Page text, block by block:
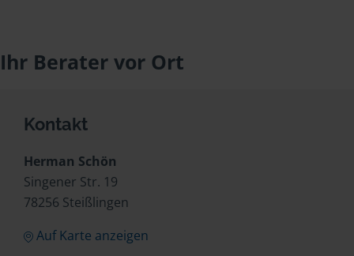
Ihr Berater vor Ort
Kontakt
Herman Schön
Singener Str. 19
78256 Steißlingen
Auf Karte anzeigen